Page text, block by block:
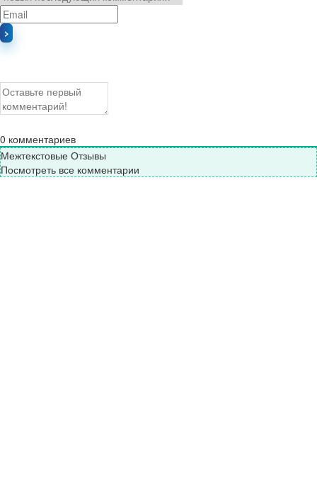
0 комментариев
Межтекстовые Отзывы
Посмотреть все комментарии